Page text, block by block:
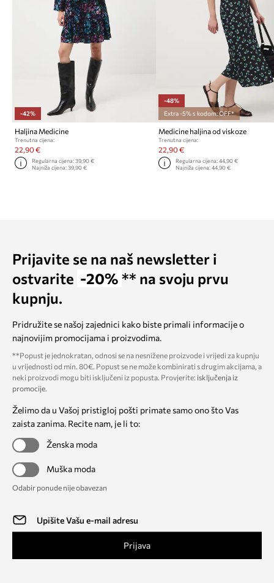
-42%
Haljina Medicine
Trenutna cijena:
22,90 €
Regularna cijena:39,90 €
Najniža cijena:39,90 €
-48%
Extra -5% s kodom: OFF*
Medicine haljina od viskoze
Trenutna cijena:
22,90 €
Regularna cijena: 44,90 €
Najniža cijena: 44,90 €
Prijavite se na naš newsletter i
ostvarite -20% ** na svoju prvu
kupnju.
Pridružite se našoj zajednici kako biste primali informacije o
najnovijim promocijama i proizvodima.
**Popust je jednokratan, odnosi se na nesnižene proizvode i vrijedi za kupnju
u vrijednosti od min. 80€. Popust se ne može kombinirati s drugim akcijama, a
neki proizvodi mogu biti isključeni iz popusta. Provjerite: isključenja iz
promocije.
Želimo da u Vašoj pristigloj pošti primate samo ono što Vas
zaista zanima. Recite nam, je li to:
Ženska moda
Muška moda
Odabir ponude nije obavezan
Prijava